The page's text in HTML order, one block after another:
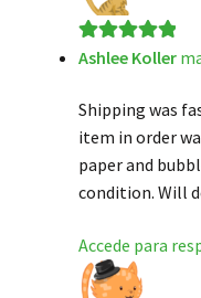
Valorado en5
Ashlee Koller
Shipping was
item in order
paper and
condition. Will
Accede para